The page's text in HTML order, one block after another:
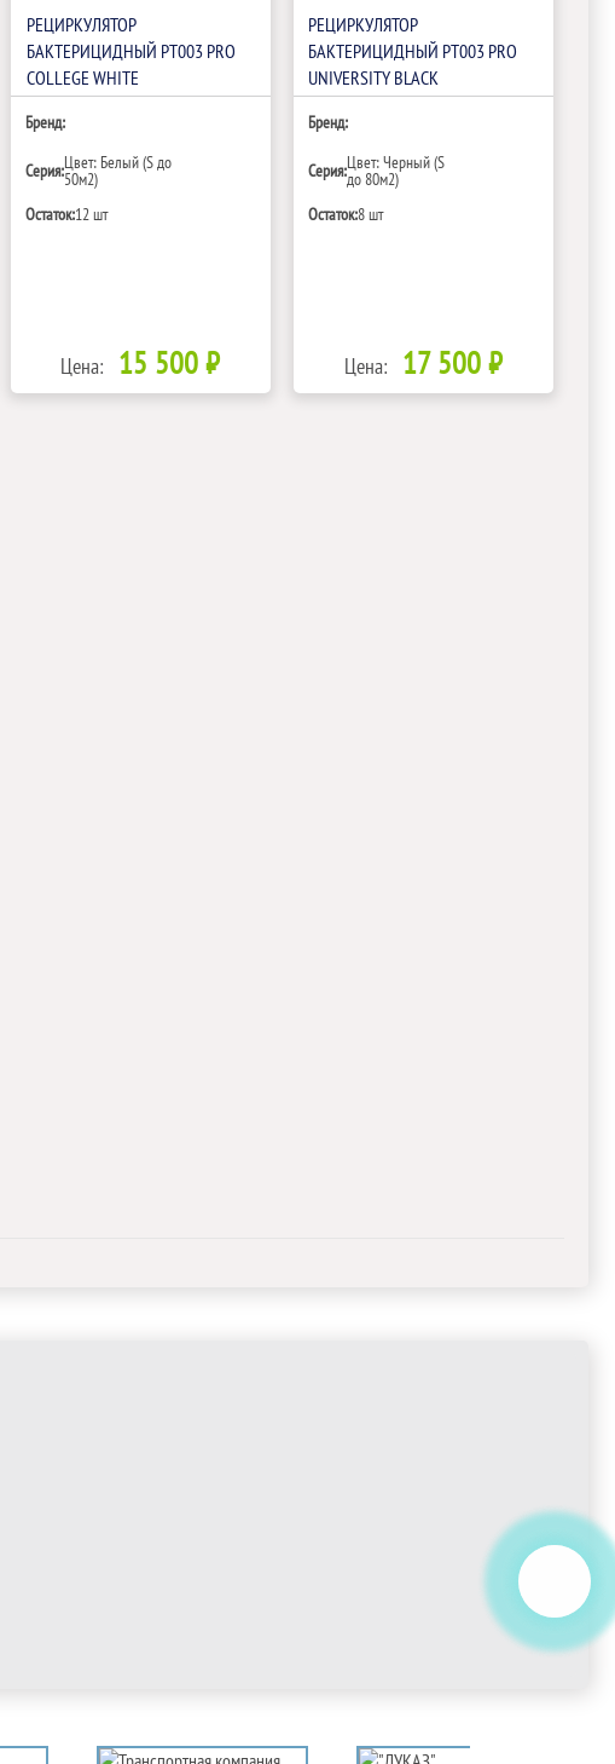
РЕЦИРКУЛЯТОР
БАКТЕРИЦИДНЫЙ РТ003 PRO
COLLEGE WHITE
Бренд:
Серия:Цвет: Белый (S до
50м2)
Остаток:12 шт
Цена: 15 500 ₽
РЕЦИРКУЛЯТОР
БАКТЕРИЦИДНЫЙ РТ003 PRO
UNIVERSITY BLACK
Бренд:
Серия:Цвет: Черный (S
до 80м2)
Остаток:8 шт
Цена: 17 500 ₽